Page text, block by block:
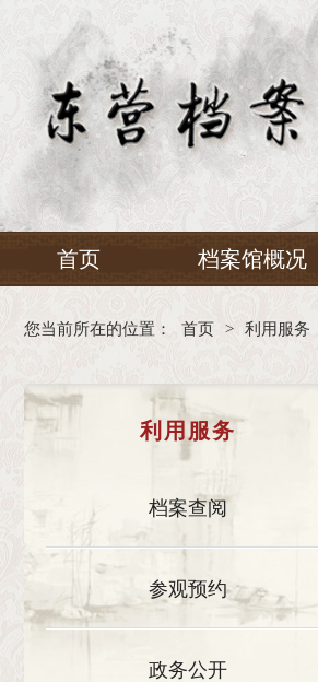
首页 档案馆概况
您当前所在的位置： 首页 > 利用服务
利用服务
档案查阅
参观预约
政务公开